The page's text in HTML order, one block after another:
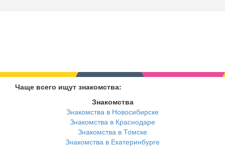
Чаще всего ищут знакомства:
Знакомства
Знакомства в Новосибирске
Знакомства в Краснодаре
Знакомства в Томске
Знакомства в Екатеринбурге